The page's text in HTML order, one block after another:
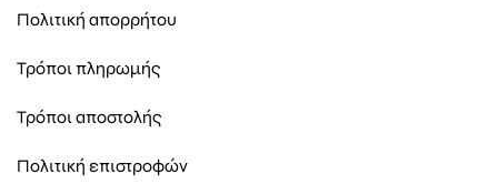
Πολιτική απορρήτου
Τρόποι πληρωμής
Τρόποι αποστολής
Πολιτική επιστροφών